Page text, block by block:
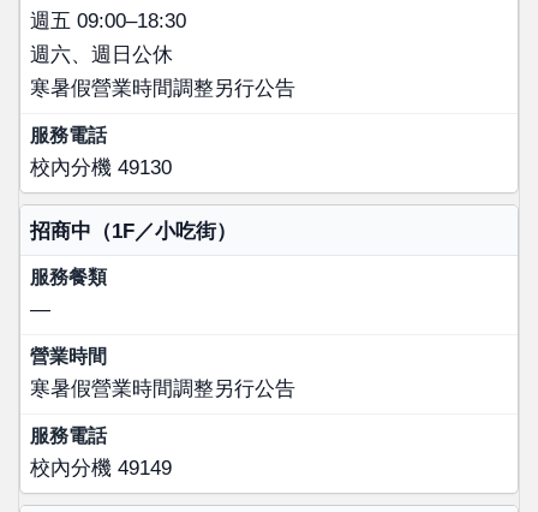
週五 09:00–18:30
週六、週日公休
寒暑假營業時間調整另行公告
校內分機 49130
招商中（1F／小吃街）
—
寒暑假營業時間調整另行公告
校內分機 49149